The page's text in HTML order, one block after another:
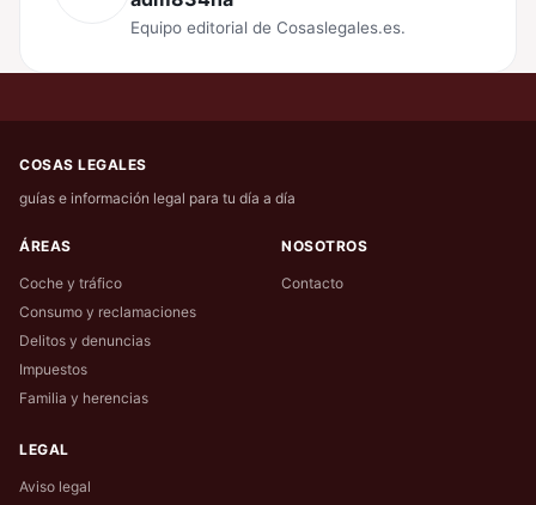
Equipo editorial de Cosaslegales.es.
COSAS LEGALES
guías e información legal para tu día a día
ÁREAS
Coche y tráfico
Consumo y reclamaciones
Delitos y denuncias
Impuestos
Familia y herencias
NOSOTROS
Contacto
LEGAL
Aviso legal